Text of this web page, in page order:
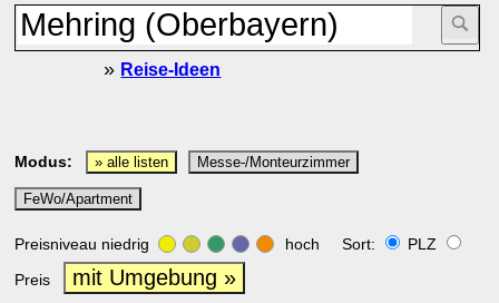
» Reise-Ideen
Modus: » alle listen Messe-/Monteurzimmer
FeWo/Apartment
Preisniveau niedrig hoch Sort:
PLZ
Preis
mit Umgebung »